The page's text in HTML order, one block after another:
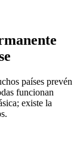
países prevén
funcionan
existe la